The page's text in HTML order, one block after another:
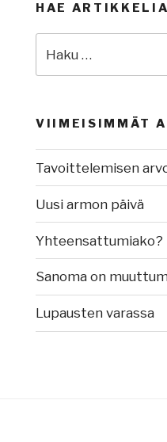
HAE ARTIKKELIA
VIIMEISIMMÄT
Tavoittelemisen
Uusi armon päivä
Yhteensattumiako?
Sanoma on
Lupausten varassa